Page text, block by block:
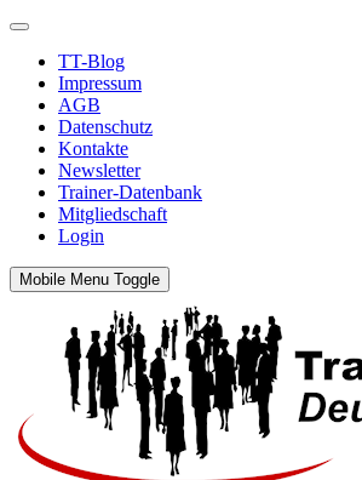
TT-Blog
Impressum
AGB
Datenschutz
Kontakte
Newsletter
Trainer-Datenbank
Mitgliedschaft
Login
Mobile Menu Toggle